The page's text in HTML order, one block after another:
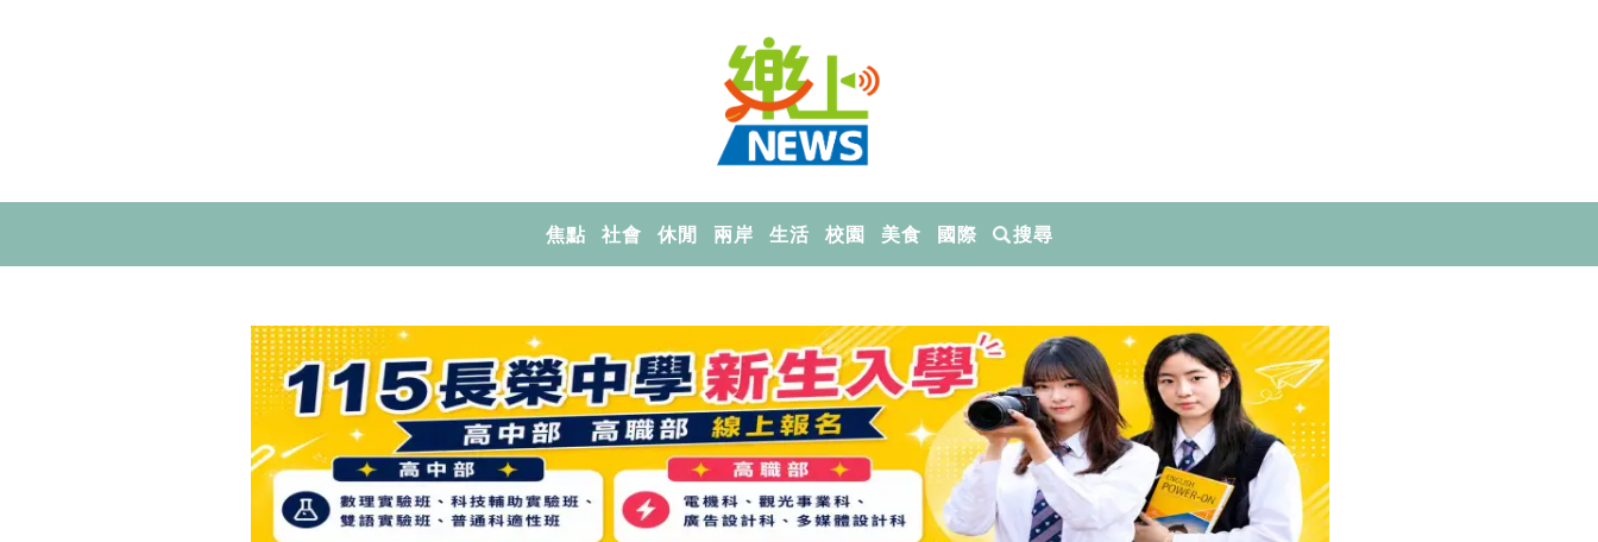
焦點 社會 休閒 兩岸 生活 校園 美食 國際 搜尋